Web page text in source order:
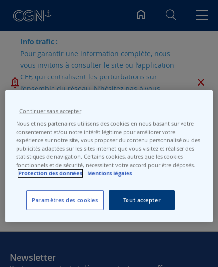
Info trafic :
Pour garantir une information complète, nous
vous invitons à consulter le site ou l’application
CFF, qui centralisent les perturbations sur
l’ensemble du réseau. N’hésitez pas à vous
WhatsAppsi vous utilisez les lignes N1-N2-N3-
N4.
Nous ne trouvons pas de produit(s)
correspondant à la sélection.
Newsletter
Nous et nos partenaires utilisons des cookies en nous basant sur votre
consentement et/ou notre intérêt légitime pour améliorer votre
expérience sur notre site, vous proposer du contenu personnalisé ou des
publicités adaptées sur les sites internet que vous visitez et réaliser des
statistiques de navigation. Certains cookies, autres que les cookies
fonctionnels et de sécurité, nécessitent votre accord pour être déposés.
Protection des données Mentions légales
Paramètres des cookies Tout accepter
Continuer sans accepter